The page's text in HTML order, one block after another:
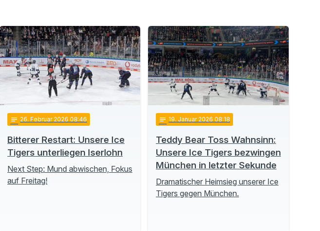
notes 26. Februar 2026 08:46
Bitterer Restart: Unsere Ice
Tigers unterliegen Iserlohn
Next Step: Mund abwischen, Fokus
auf Freitag!
notes 19. Januar 2026 08:18
Teddy Bear Toss Wahnsinn:
Unsere Ice Tigers bezwingen
München in letzter Sekunde
Dramatischer Heimsieg unserer Ice
Tigers gegen München.